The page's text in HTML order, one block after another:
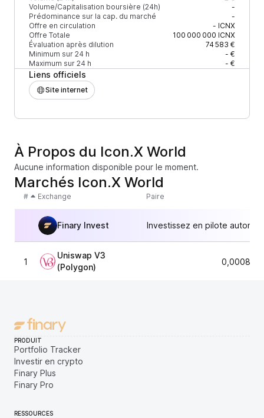
Volume/Capitalisation boursière (24h)
-
Prédominance sur la cap. du marché
-
Offre en circulation
- ICNX
Offre Totale
100 000 000 ICNX
Évaluation après dilution
74 583 €
Minimum sur 24 h
- €
Maximum sur 24 h
- €
Liens officiels
Site internet
À Propos du Icon.X World
Aucune information disponible pour le moment.
Marchés Icon.X World
# Exchange Paire
Finary Invest Investissez en pilote
1
Uniswap V3
(Polygon)
PRODUIT
Portfolio Tracker
Investir en crypto
Finary Plus
Finary Pro
RESSOURCES